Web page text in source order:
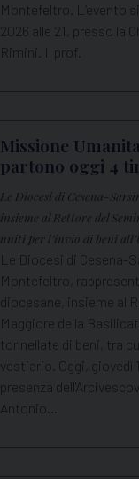
Montefeltro. L’evento
2026 alle 21, presso la
Rimini. Il prof.
Missione
partono oggi 4
Le Diocesi di Cesena-
insieme al Rettore del
uniti per l’invio di beni
Le Diocesi di Cesena-
Montefeltro,
diocesane, insieme al
Maggiore della
tonnellate di beni, tra
vestiario. Oggi, giovedì
presenza
Antonio…